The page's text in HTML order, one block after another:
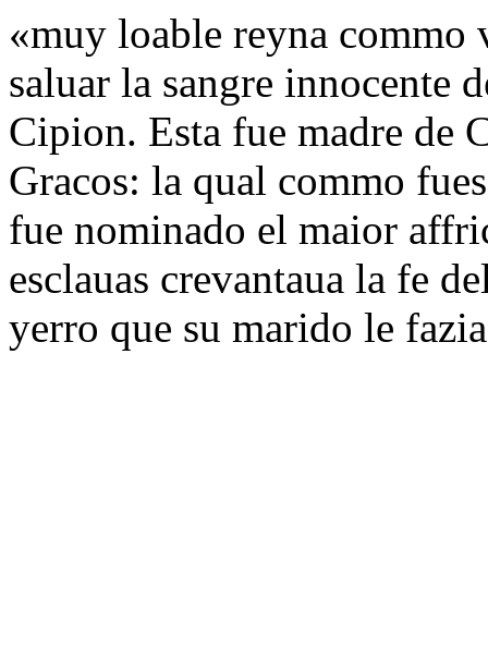
«muy loable reyna commo
saluar la sangre innocente
Cipion. Esta fue madre de
Gracos: la qual commo
fue nominado el maior
esclauas crevantaua la fe
yerro que su marido le